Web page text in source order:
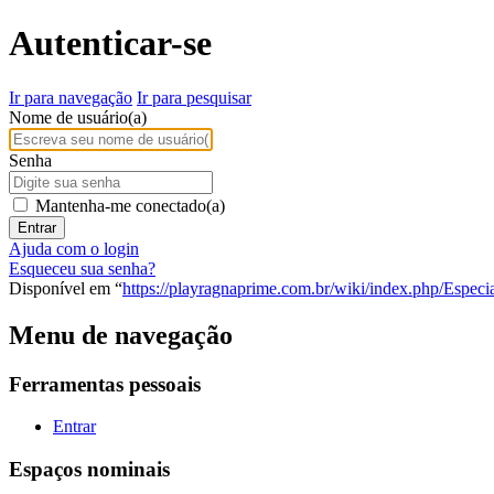
Autenticar-se
Ir para navegação Ir para pesquisar
Nome de usuário(a)
Senha
Mantenha-me conectado(a)
Entrar
Ajuda com o login
Esqueceu sua senha?
Disponível em “https://playragnaprime.com.br/wiki/index.php/
Menu de navegação
Ferramentas pessoais
Entrar
Espaços nominais